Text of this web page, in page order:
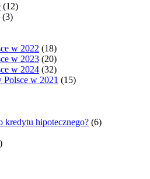
(12)
(3)
w 2022 (18)
w 2023 (20)
w 2024 (32)
w 2021 (15)
kredytu hipotecznego? (6)